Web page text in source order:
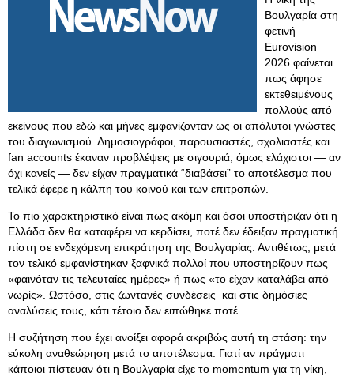
Βουλγαρία στη
φετινή
Eurovision
2026 φαίνεται
πως άφησε
εκτεθειμένους
πολλούς από
εκείνους που εδώ και μήνες εμφανίζονταν ως οι απόλυτοι γνώστες
του διαγωνισμού. Δημοσιογράφοι, παρουσιαστές, σχολιαστές και
fan accounts έκαναν προβλέψεις με σιγουριά, όμως ελάχιστοι — αν
όχι κανείς — δεν είχαν πραγματικά “διαβάσει” το αποτέλεσμα που
τελικά έφερε η κάλπη του κοινού και των επιτροπών.
Το πιο χαρακτηριστικό είναι πως ακόμη και όσοι υποστήριζαν ότι η
Ελλάδα δεν θα καταφέρει να κερδίσει, ποτέ δεν έδειξαν πραγματική
πίστη σε ενδεχόμενη επικράτηση της Βουλγαρίας. Αντιθέτως, μετά
τον τελικό εμφανίστηκαν ξαφνικά πολλοί που υποστηρίζουν πως
«φαινόταν τις τελευταίες ημέρες» ή πως «το είχαν καταλάβει από
νωρίς». Ωστόσο, στις ζωντανές συνδέσεις και στις δημόσιες
αναλύσεις τους, κάτι τέτοιο δεν ειπώθηκε ποτέ .
Η συζήτηση που έχει ανοίξει αφορά ακριβώς αυτή τη στάση: την
εύκολη αναθεώρηση μετά το αποτέλεσμα. Γιατί αν πράγματι
κάποιοι πίστευαν ότι η Βουλγαρία είχε το momentum για τη νίκη,